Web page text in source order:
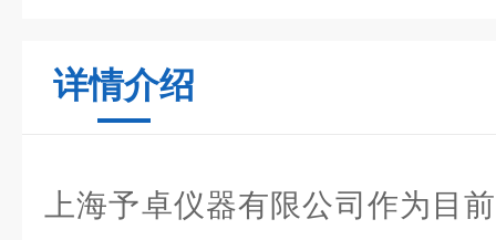
详情介绍
上海予卓仪器有限公司作为目